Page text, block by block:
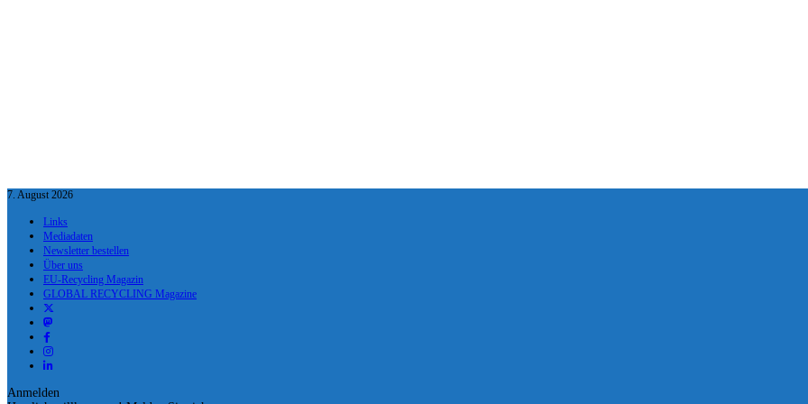
7. August 2026
Links
Mediadaten
Newsletter bestellen
Über uns
EU-Recycling Magazin
GLOBAL RECYCLING Magazine
Anmelden